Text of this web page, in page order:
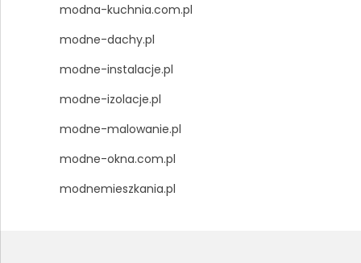
modna-kuchnia.com.pl
modne-dachy.pl
modne-instalacje.pl
modne-izolacje.pl
modne-malowanie.pl
modne-okna.com.pl
modnemieszkania.pl